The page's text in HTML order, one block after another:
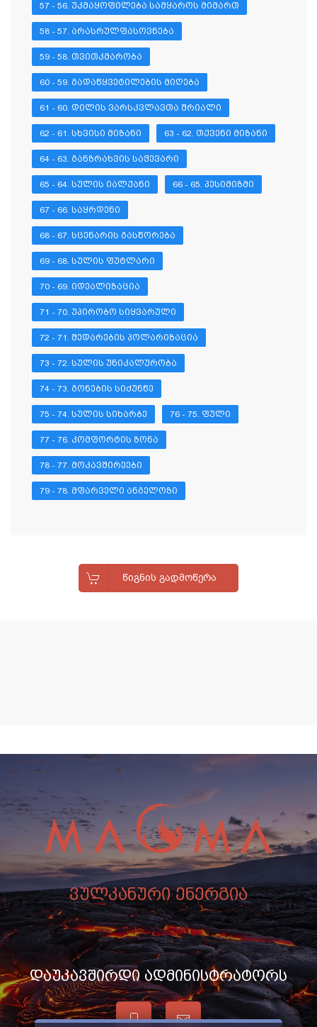
57 - 56. ᲣᲙᲛᲐᲧᲝᲤᲘᲚᲔᲑᲐ ᲡᲐᲛᲧᲐᲠᲝᲡ ᲛᲘᲛᲐᲠᲗ
58 - 57. ᲐᲠᲐᲡᲠᲣᲚᲤᲐᲡᲝᲕᲜᲔᲑᲐ
59 - 58. ᲗᲕᲘᲗᲙᲛᲐᲠᲝᲑᲐ
60 - 59. ᲒᲐᲓᲐᲬᲧᲕᲔᲢᲘᲚᲔᲑᲘᲡ ᲛᲘᲦᲔᲑᲐ
61 - 60. ᲓᲘᲚᲘᲡ ᲕᲐᲠᲡᲙᲕᲚᲐᲕᲗᲐ ᲨᲠᲘᲐᲚᲘ
62 - 61. ᲡᲮᲕᲘᲡᲘ ᲛᲘᲖᲐᲜᲘ 63 - 62. ᲗᲥᲕᲔᲜᲘ ᲛᲘᲖᲐᲜᲘ
64 - 63. ᲒᲐᲜᲖᲠᲐᲮᲕᲘᲡ ᲡᲐᲭᲔᲕᲐᲠᲘ
65 - 64. ᲡᲣᲚᲘᲡ ᲘᲐᲚᲥᲐᲜᲘ 66 - 65. ᲞᲔᲡᲘᲛᲘᲖᲛᲘ
67 - 66. ᲡᲐᲧᲠᲓᲔᲜᲘ
68 - 67. ᲡᲪᲔᲜᲐᲠᲘᲡ ᲒᲐᲡᲬᲝᲠᲔᲑᲐ
69 - 68. ᲡᲣᲚᲘᲡ ᲤᲣᲢᲚᲐᲠᲘ
70 - 69. ᲘᲓᲔᲐᲚᲘᲖᲐᲪᲘᲐ
71 - 70. ᲣᲞᲘᲠᲝᲑᲝ ᲡᲘᲧᲕᲐᲠᲣᲚᲘ
72 - 71. ᲨᲔᲓᲐᲠᲔᲑᲘᲡ ᲞᲝᲚᲐᲠᲘᲖᲐᲪᲘᲐ
73 - 72. ᲡᲣᲚᲘᲡ ᲣᲜᲘᲙᲐᲚᲣᲠᲝᲑᲐ
74 - 73. ᲒᲝᲜᲔᲑᲘᲡ ᲡᲘᲫᲣᲜᲬᲔ
75 - 74. ᲡᲣᲚᲘᲡ ᲡᲘᲮᲐᲠᲑᲔ 76 - 75. ᲤᲣᲚᲘ
77 - 76. ᲙᲝᲛᲤᲝᲠᲢᲘᲡ ᲖᲝᲜᲐ
78 - 77. ᲛᲝᲙᲐᲕᲨᲘᲠᲔᲔᲑᲘ
79 - 78. ᲛᲤᲐᲠᲕᲔᲚᲘ ᲐᲜᲒᲔᲚᲝᲖᲘ
ᲬᲘᲒᲜᲘᲡ ᲒᲐᲓᲛᲝᲬᲔᲠᲐ
ვულკანური ენერგია
დაუკავშირდი ადმინისტრატორს